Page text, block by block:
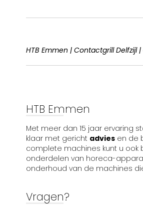
HTB Emmen | Contactgrill Delfzijl
HTB Emmen
Met meer dan 15 jaar ervaring
klaar met gericht advies en de
complete machines kunt u ook
onderdelen van horeca-
onderhoud van de machines
Vragen?